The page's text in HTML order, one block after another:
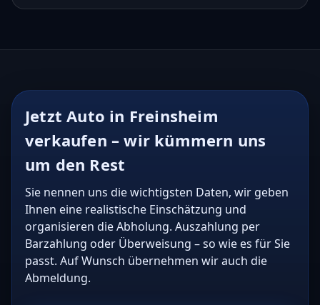
Jetzt Auto in Freinsheim
verkaufen – wir kümmern uns
um den Rest
Sie nennen uns die wichtigsten Daten, wir geben
Ihnen eine realistische Einschätzung und
organisieren die Abholung. Auszahlung per
Barzahlung oder Überweisung – so wie es für Sie
passt. Auf Wunsch übernehmen wir auch die
Abmeldung.